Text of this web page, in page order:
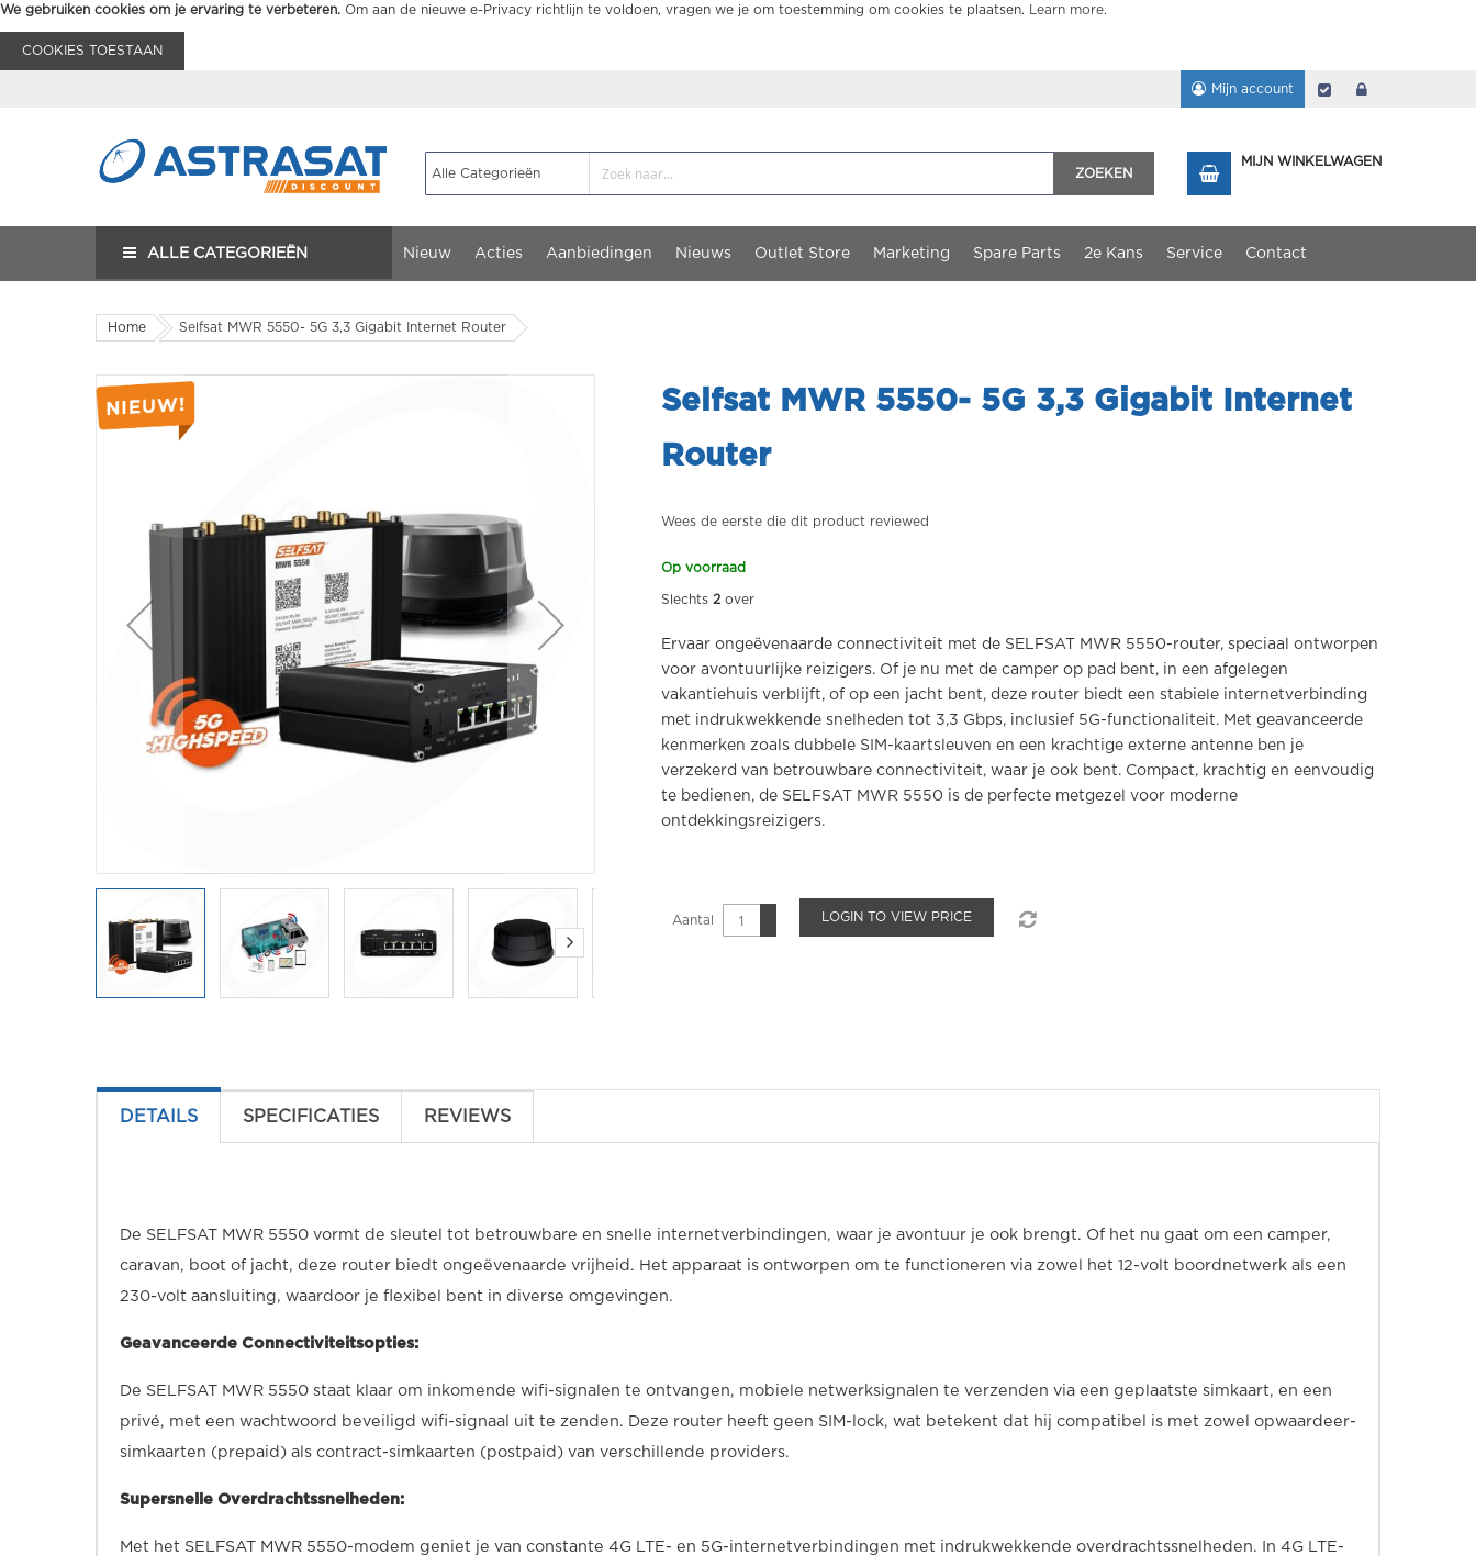
We gebruiken cookies om je ervaring te verbeteren. Om aan de nieuwe e-Privacy richtlijn te voldoen, vragen we je om toestemming om cookies te plaatsen. Learn more.
COOKIES TOESTAAN
Mijn account Afrekenen
ZOEKEN
MIJN WINKELWAGEN
ALLE CATEGORIEËN Nieuw Acties Aanbiedingen Nieuws Outlet Store Marketing Spare Parts 2e Kans Service Contact
Home Selfsat MWR 5550- 5G 3,3 Gigabit Internet Router
Selfsat MWR 5550- 5G 3,3 Gigabit Internet
Router
Wees de eerste die dit product reviewed
Op voorraad
Slechts 2 over
Ervaar ongeëvenaarde connectiviteit met de SELFSAT MWR 5550-router, speciaal ontworpen
voor avontuurlijke reizigers. Of je nu met de camper op pad bent, in een afgelegen
vakantiehuis verblijft, of op een jacht bent, deze router biedt een stabiele internetverbinding
met indrukwekkende snelheden tot 3,3 Gbps, inclusief 5G-functionaliteit. Met geavanceerde
kenmerken zoals dubbele SIM-kaartsleuven en een krachtige externe antenne ben je
verzekerd van betrouwbare connectiviteit, waar je ook bent. Compact, krachtig en eenvoudig
te bedienen, de SELFSAT MWR 5550 is de perfecte metgezel voor moderne
ontdekkingsreizigers.
Aantal LOGIN TO VIEW PRICE
DETAILS SPECIFICATIES REVIEWS
De SELFSAT MWR 5550 vormt de sleutel tot betrouwbare en snelle internetverbindingen, waar je avontuur je ook brengt. Of het nu gaat om een camper,
caravan, boot of jacht, deze router biedt ongeëvenaarde vrijheid. Het apparaat is ontworpen om te functioneren via zowel het 12-volt boordnetwerk als een
230-volt aansluiting, waardoor je flexibel bent in diverse omgevingen.
Geavanceerde Connectiviteitsopties:
De SELFSAT MWR 5550 staat klaar om inkomende wifi-signalen te ontvangen, mobiele netwerksignalen te verzenden via een geplaatste simkaart, en een
privé, met een wachtwoord beveiligd wifi-signaal uit te zenden. Deze router heeft geen SIM-lock, wat betekent dat hij compatibel is met zowel opwaardeer-
simkaarten (prepaid) als contract-simkaarten (postpaid) van verschillende providers.
Supersnelle Overdrachtssnelheden:
Met het SELFSAT MWR 5550-modem geniet je van constante 4G LTE- en 5G-internetverbindingen met indrukwekkende overdrachtssnelheden. In 4G LTE-